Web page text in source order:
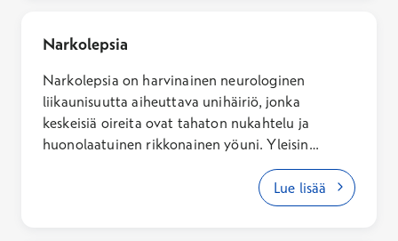
Narkolepsia
Narkolepsia on harvinainen neurologinen
liikaunisuutta aiheuttava unihäiriö, jonka
keskeisiä oireita ovat tahaton nukahtelu ja
huonolaatuinen rikkonainen yöuni. Yleisin
narkolepsian muoto on niin sanottu tyypin 1
narkolepsia (NT1). Tyypin 1 narkolepsiaa selkeästi
harvinaisempi muoto on tyypin 2 narkolepsia,
Lue lisää